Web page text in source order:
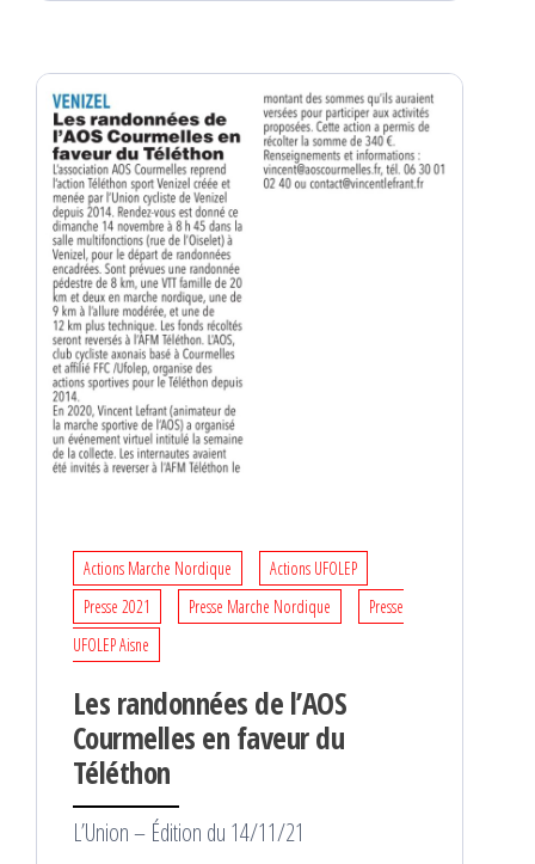
Actions Marche Nordique
Actions UFOLEP
Presse 2021
Presse Marche Nordique
Presse
UFOLEP Aisne
Les randonnées de l’AOS
Courmelles en faveur du
Téléthon
L’Union – Édition du 14/11/21